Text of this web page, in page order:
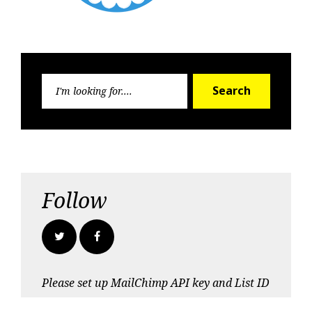
a
r
Search
Follow
i
c
Please set up MailChimp API key and List ID